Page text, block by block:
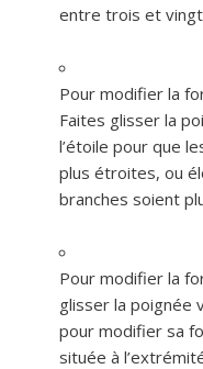
entre trois et vingt
Pour modifier la
Faites glisser la
l’étoile pour que
plus étroites, ou
branches soient
Pour modifier la
glisser la poignée
pour modifier sa
située à